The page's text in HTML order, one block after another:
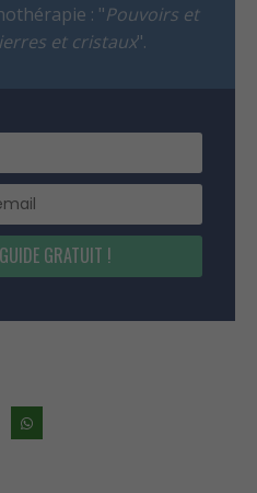
: "Pouvoirs et
et cristaux".
GRATUIT !